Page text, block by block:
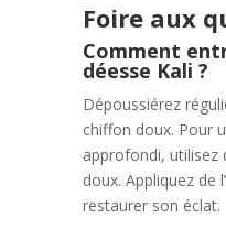
Foire aux
Comment
déesse Kali ?
Dépoussiérez
chiffon doux. Pour
approfondi, utilisez
doux. Appliquez de
restaurer son éclat.